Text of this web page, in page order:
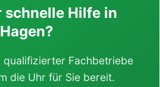
schnelle Hilfe in
Hagen?
qualifizierter Fachbetriebe
die Uhr für Sie bereit.